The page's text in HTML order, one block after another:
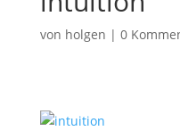
von holgen | 0